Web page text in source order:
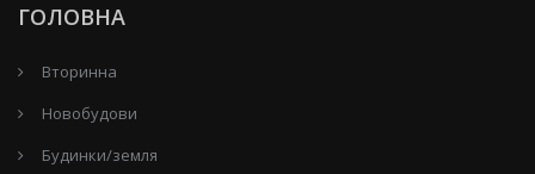
ГОЛОВНА
Вторинна
Новобудови
Будинки/земля